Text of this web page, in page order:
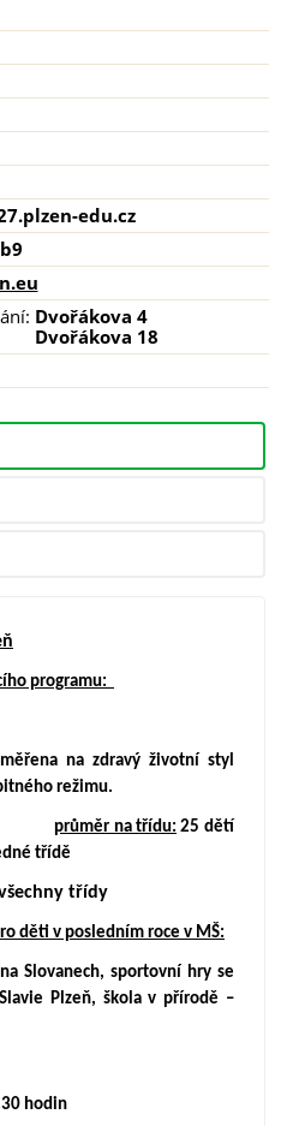
edu.cz
Dvořákova 4
Dvořákova 18
programu:
na zdravý životní styl
režimu.
průměr na třídu: 25 dětí
třídě
třídy
děti v posledním roce v MŠ:
Slovanech, sportovní hry se
Plzeň, škola v přírodě –
hodin